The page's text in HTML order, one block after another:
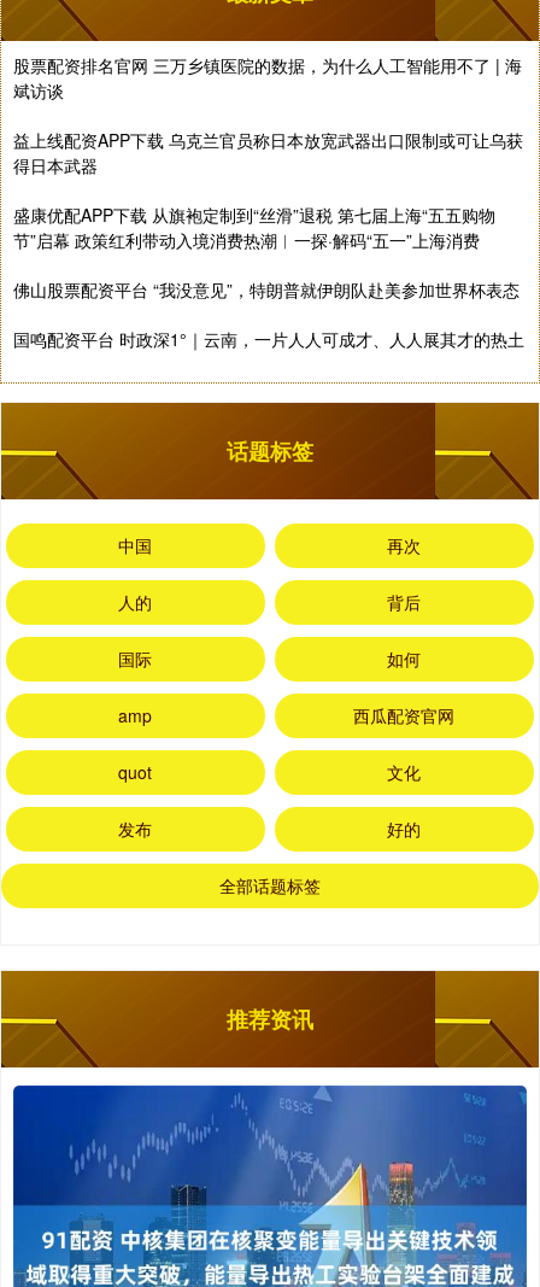
股票配资排名官网 三万乡镇医院的数据，为什么人工智能用不了 | 海
斌访谈
益上线配资APP下载 乌克兰官员称日本放宽武器出口限制或可让乌获
得日本武器
盛康优配APP下载 从旗袍定制到“丝滑”退税 第七届上海“五五购物
节”启幕 政策红利带动入境消费热潮︱一探·解码“五一”上海消费
佛山股票配资平台 “我没意见”，特朗普就伊朗队赴美参加世界杯表态
国鸣配资平台 时政深1°｜云南，一片人人可成才、人人展其才的热土
话题标签
中国 再次
人的 背后
国际 如何
amp 西瓜配资官网
quot 文化
发布 好的
全部话题标签
推荐资讯